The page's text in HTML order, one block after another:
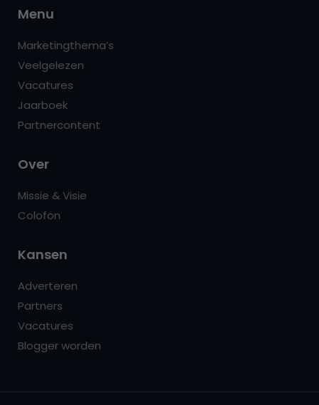
Menu
Marketingthema’s
Veelgelezen
Vacatures
Jaarboek
Partnercontent
Over
Missie & Visie
Colofon
Kansen
Adverteren
Partners
Vacatures
Blogger worden